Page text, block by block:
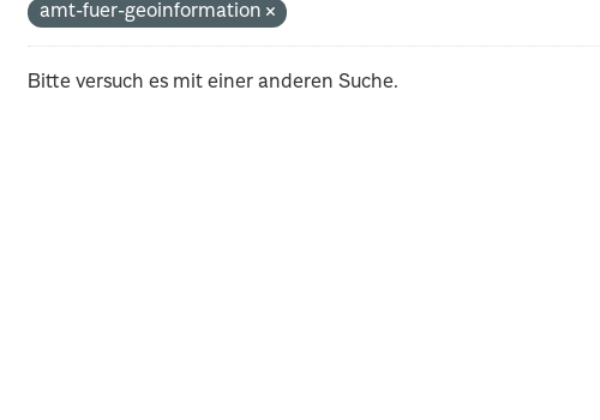
amt-fuer-geoinformation
Bitte versuch es mit einer anderen Suche.